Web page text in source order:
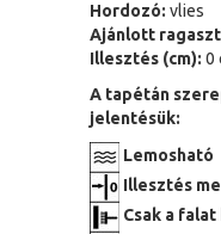
Hordozó: vlies
Ajánlott
Illesztés (cm): 0
A tapétán
jelentésük:
Lemosható
Illesztés
Csak a